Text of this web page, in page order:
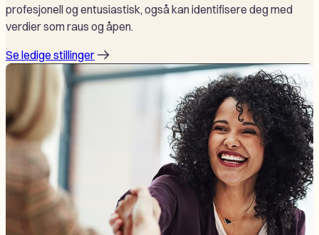
profesjonell og entusiastisk, også kan identifisere deg med
verdier som raus og åpen.
Se ledige stillinger